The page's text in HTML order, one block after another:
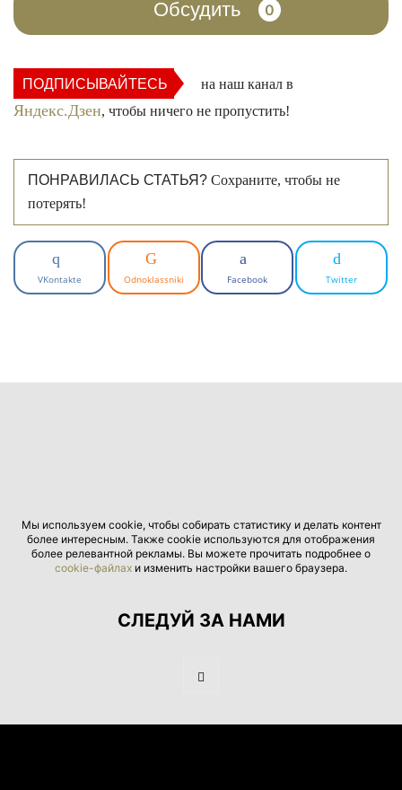
Обсудить 0
ПОДПИСЫВАЙТЕСЬ на наш канал в
Яндекс.Дзен, чтобы ничего не пропустить!
ПОНРАВИЛАСЬ СТАТЬЯ? Сохраните, чтобы не
потерять!
VKontakte Odnoklassniki Facebook Twitter
Мы используем cookie, чтобы собирать статистику и делать контент
более интересным. Также cookie используются для отображения
более релевантной рекламы. Вы можете прочитать подробнее о
cookie-файлах и изменить настройки вашего браузера.
СЛЕДУЙ ЗА НАМИ